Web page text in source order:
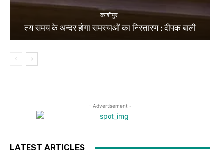
काशीपुर
तय समय के अन्दर होगा समस्याओं का निस्तारण : दीपक बाली
- Advertisement -
LATEST ARTICLES